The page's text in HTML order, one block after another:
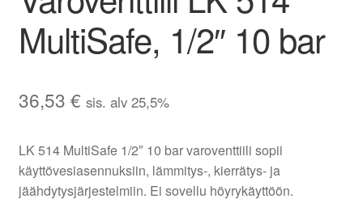
MultiSafe, 1/2″ 10 bar
36,53 € sis. alv 25,5%
LK 514 MultiSafe 1/2″ 10 bar varoventtiili sopii
käyttövesiasennuksiin, lämmitys-, kierrätys- ja
jäähdytysjärjestelmiin. Ei sovellu höyrykäyttöön.